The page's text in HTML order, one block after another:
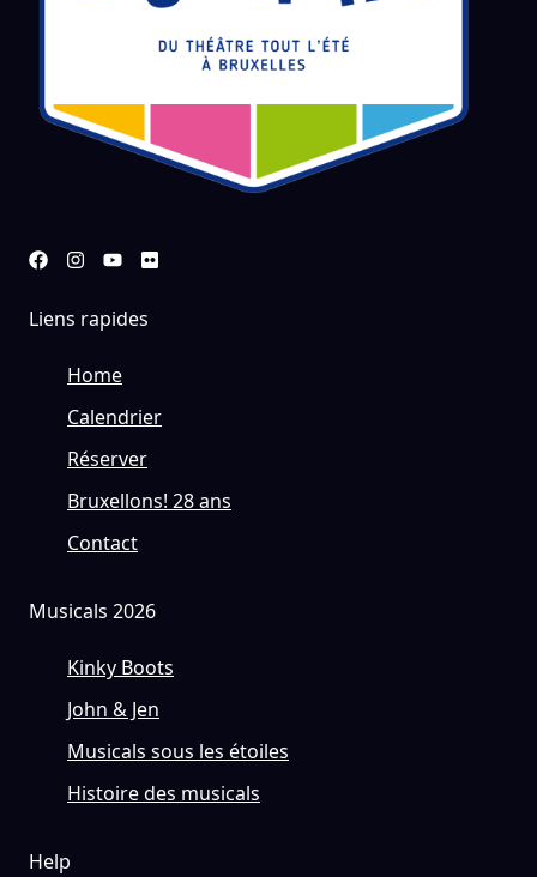
Liens rapides
Home
Calendrier
Réserver
Bruxellons! 28 ans
Contact
Musicals 2026
Kinky Boots
John & Jen
Musicals sous les étoiles
Histoire des musicals
Help